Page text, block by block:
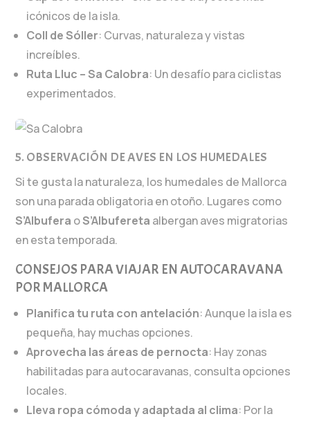
icónicos de la isla.
Coll de Sóller: Curvas, naturaleza y vistas
increíbles.
Ruta Lluc – Sa Calobra: Un desafío para ciclistas
experimentados.
5. OBSERVACIÓN DE AVES EN LOS HUMEDALES
Si te gusta la naturaleza, los humedales de Mallorca
son una parada obligatoria en otoño. Lugares como
S’Albufera oS’Albufereta albergan aves migratorias
en esta temporada.
CONSEJOS PARA VIAJAR EN AUTOCARAVANA
POR MALLORCA
Planifica tu ruta con antelación: Aunque la isla es
pequeña, hay muchas opciones.
Aprovecha las áreas de pernocta: Hay zonas
habilitadas para autocaravanas, consulta opciones
locales.
Lleva ropa cómoda y adaptada al clima: Por la